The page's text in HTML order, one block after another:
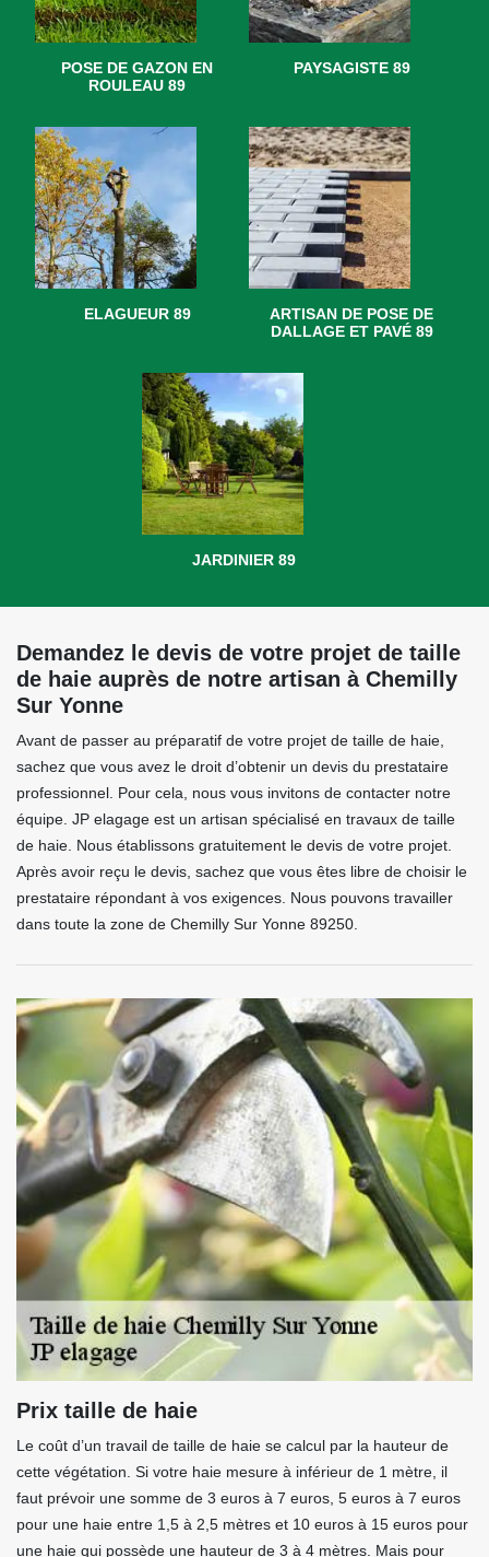
POSE DE GAZON EN
ROULEAU 89
PAYSAGISTE 89
ELAGUEUR 89
ARTISAN DE POSE DE
DALLAGE ET PAVÉ 89
JARDINIER 89
Demandez le devis de votre projet de taille
de haie auprès de notre artisan à Chemilly
Sur Yonne
Avant de passer au préparatif de votre projet de taille de haie,
sachez que vous avez le droit d’obtenir un devis du prestataire
professionnel. Pour cela, nous vous invitons de contacter notre
équipe. JP elagage est un artisan spécialisé en travaux de taille
de haie. Nous établissons gratuitement le devis de votre projet.
Après avoir reçu le devis, sachez que vous êtes libre de choisir le
prestataire répondant à vos exigences. Nous pouvons travailler
dans toute la zone de Chemilly Sur Yonne 89250.
Prix taille de haie
Le coût d’un travail de taille de haie se calcul par la hauteur de
cette végétation. Si votre haie mesure à inférieur de 1 mètre, il
faut prévoir une somme de 3 euros à 7 euros, 5 euros à 7 euros
pour une haie entre 1,5 à 2,5 mètres et 10 euros à 15 euros pour
une haie qui possède une hauteur de 3 à 4 mètres. Mais pour